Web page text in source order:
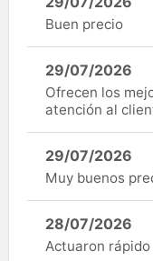
Buen precio
29/07/2026
Ofrecen los
atención al
29/07/2026
Muy buenos
28/07/2026
Actuaron rápido